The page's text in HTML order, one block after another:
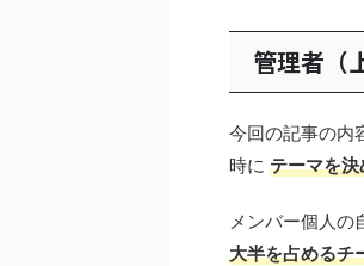
管理者（
今回の記事の内
時に テーマを
メンバー個人の
大半を占めるチ